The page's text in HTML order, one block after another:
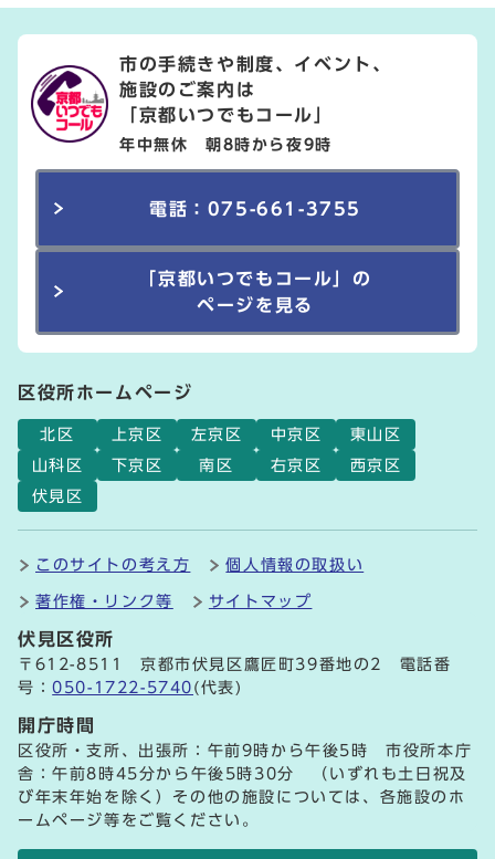
市の手続きや制度、イベント、
施設のご案内は
「京都いつでもコール」
年中無休 朝8時から夜9時
電話：075-661-3755
「京都いつでもコール」の
ページを見る
区役所ホームページ
北区 上京区 左京区 中京区
東山区
山科区
下京区 南区 右京区
西京区
伏見区
このサイトの考え方 個人情報の取扱い
著作権・リンク等 サイトマップ
伏見区役所
〒612-8511 京都市伏見区鷹匠町39番地の2 電話番
号：050-1722-5740 (代表)
開庁時間
区役所・支所、出張所：午前9時から午後5時 市役所本庁
舎：午前8時45分から午後5時30分 （いずれも土日祝及
び年末年始を除く）その他の施設については、各施設のホ
ームページ等をご覧ください。